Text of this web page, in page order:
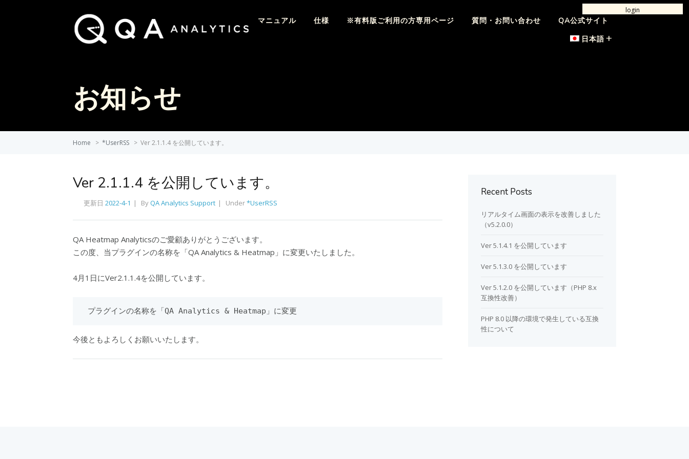
login
マニュアル 仕様 ※有料版ご利用の方専用ページ 質問・お問い合わせ
QA公式サイト
日本語
お知らせ
Home > *UserRSS > Ver 2.1.1.4 を公開しています。
Ver 2.1.1.4 を公開しています。
更新日 2022-4-1 ByQA Analytics Support Under*UserRSS
QA Heatmap Analyticsのご愛顧ありがとうございます。
この度、当プラグインの名称を「QA Analytics & Heatmap」に変更いたしました。
4月1日にVer2.1.1.4を公開しています。
プラグインの名称を「QA Analytics & Heatmap」に変更
今後ともよろしくお願いいたします。
Recent Posts
リアルタイム画面の表示を改善しました
（v5.2.0.0）
Ver 5.1.4.1 を公開しています
Ver 5.1.3.0 を公開しています
Ver 5.1.2.0 を公開しています（PHP 8.x
互換性改善）
PHP 8.0 以降の環境で発生している互換
性について